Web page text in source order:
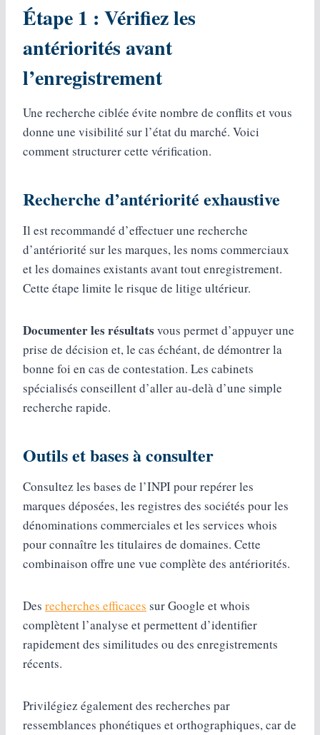
Étape 1 : Vérifiez les
antériorités avant
l’enregistrement
Une recherche ciblée évite nombre de conflits et vous
donne une visibilité sur l’état du marché. Voici
comment structurer cette vérification.
Recherche d’antériorité exhaustive
Il est recommandé d’effectuer une recherche
d’antériorité sur les marques, les noms commerciaux
et les domaines existants avant tout enregistrement.
Cette étape limite le risque de litige ultérieur.
Documenter les résultats vous permet d’appuyer une
prise de décision et, le cas échéant, de démontrer la
bonne foi en cas de contestation. Les cabinets
spécialisés conseillent d’aller au-delà d’une simple
recherche rapide.
Outils et bases à consulter
Consultez les bases de l’INPI pour repérer les
marques déposées, les registres des sociétés pour les
dénominations commerciales et les services whois
pour connaître les titulaires de domaines. Cette
combinaison offre une vue complète des antériorités.
Des recherches efficaces sur Google et whois
complètent l’analyse et permettent d’identifier
rapidement des similitudes ou des enregistrements
récents.
Privilégiez également des recherches par
ressemblances phonétiques et orthographiques, car de